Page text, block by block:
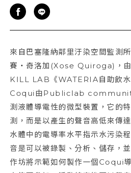
來自巴塞隆納鄰里汙染空間監
賽・奇洛加(Xose Quiroga)，
KILL LAB《WATERIA自助飲水
Coqui由Publiclab community
測液體導電性的微型裝置，它的
測，而是以產生的聲音高低來傳
水體中的電導率水平指示水污染
音是可以被錄製、分析、儲存，
作坊將示範如何製作一個Coqui